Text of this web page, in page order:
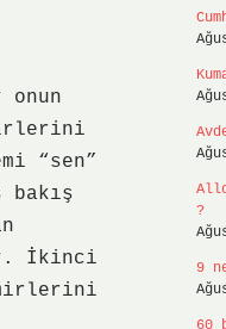
“sen”
İkinci
?
9
60